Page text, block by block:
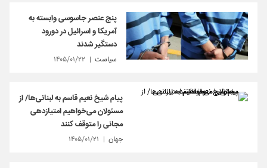
پنج عنصر جاسوسی وابسته به
آمریکا و اسرائیل در دورود
دستگیر شدند
سیاست ۱۴۰۵/۰۱/۲۲
پیام شیخ نعیم قاسم به لبنانی‌ها/ از
مسئولان می‌خواهیم امتیازدهی‌
مجانی را متوقف کنند
جهان ۱۴۰۵/۰۱/۲۱